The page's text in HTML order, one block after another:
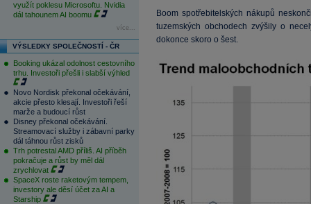
využít poklesu Microsoftu. Nvidia
dál tahounem AI boomu
více...
VÝSLEDKY SPOLEČNOSTÍ - ČR
Booking ukázal odolnost cestovního
trhu. Investoři přešli i slabší výhled
Novo Nordisk překonal očekávání,
akcie přesto klesají. Investoři řeší
marže a budoucí růst
Disney překonal očekávání.
Streamovací služby i zábavní parky
dál táhnou růst zisků
Trh potrestal AMD příliš. AI příběh
pokračuje a růst by měl dál
zrychlovat
SpaceX roste raketovým tempem,
investory ale děsí účet za AI a
Starship
Boom spotřebitelských nákupů
tuzemských obchodech zvýšily o
dokonce skoro o šest.